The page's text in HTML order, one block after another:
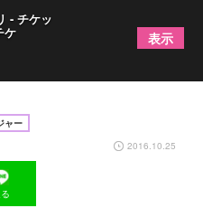
『世界館』を開催決
ャー
2016.10.25
- チケッ
ケ 表示